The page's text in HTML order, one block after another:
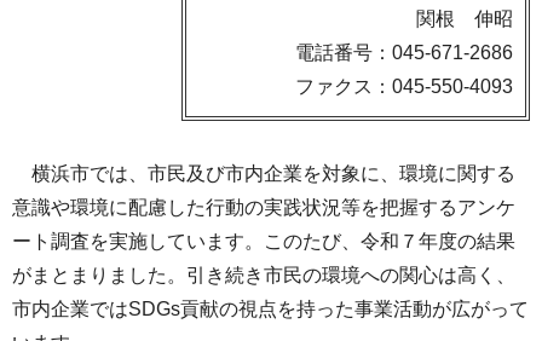
関根 伸昭
電話番号：045-671-2686
ファクス：045-550-4093
横浜市では、市民及び市内企業を対象に、環境に関する
意識や環境に配慮した行動の実践状況等を把握するアンケ
ート調査を実施しています。このたび、令和７年度の結果
がまとまりました。引き続き市民の環境への関心は高く、
市内企業ではSDGs貢献の視点を持った事業活動が広がって